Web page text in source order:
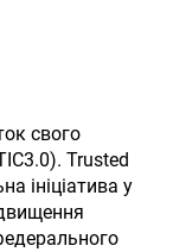
свого
Trusted
ініціатива у